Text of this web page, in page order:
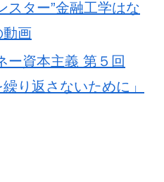
スター”金融工学はな
動画
ー資本主義 第５回
り返さないために」